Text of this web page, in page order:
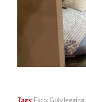
Tags: Esco, Gulv legging,